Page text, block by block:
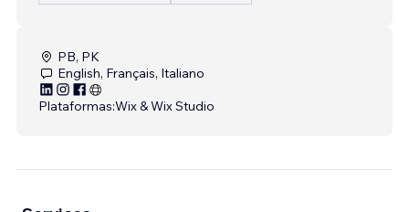
PB, PK
English, Français, Italiano
Plataformas:Wix & Wix Studio